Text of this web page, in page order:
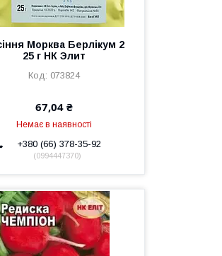
Морква Берлікум 2
25 г НК Элит
073824
67,04 ₴
Немає в наявності
+380 (66) 378-35-92
0994447370